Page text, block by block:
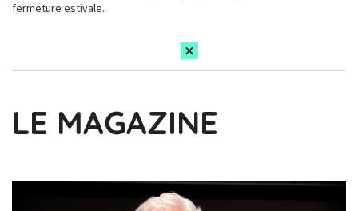
fermeture estivale.
LE MAGAZINE